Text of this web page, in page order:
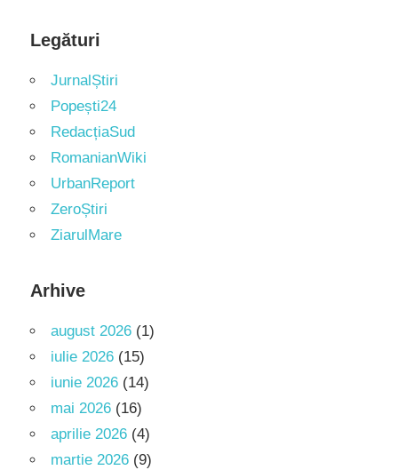
Legături
JurnalȘtiri
Popești24
RedacțiaSud
RomanianWiki
UrbanReport
ZeroȘtiri
ZiarulMare
Arhive
august 2026 (1)
iulie 2026 (15)
iunie 2026 (14)
mai 2026 (16)
aprilie 2026 (4)
martie 2026 (9)